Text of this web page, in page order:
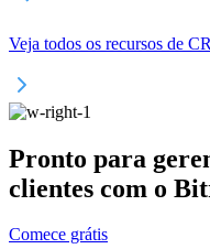
Veja todos os recursos de
Pronto para
clientes com o
Comece grátis